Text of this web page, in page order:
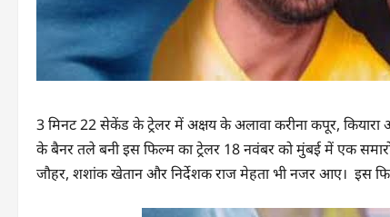
3 मिनट 22 सेकेंड के ट्रेलर में अक्षय के अलावा करीना कपूर,
के बैनर तले बनी इस फिल्म का ट्रेलर 18 नवंबर को मुंबई में एक
जौहर, शशांक खेतान और निर्देशक राज मेहता भी नजर आए। इस